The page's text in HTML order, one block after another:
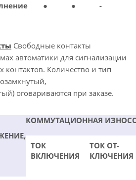
● ● -
Свободные контакты
автоматики для сигнализации
Количество и тип
оговариваются при заказе.
КОММУТАЦИОННАЯ
ТОК
ВКЛЮЧЕНИЯ
ТОК ОТ-
КЛЮЧЕНИЯ